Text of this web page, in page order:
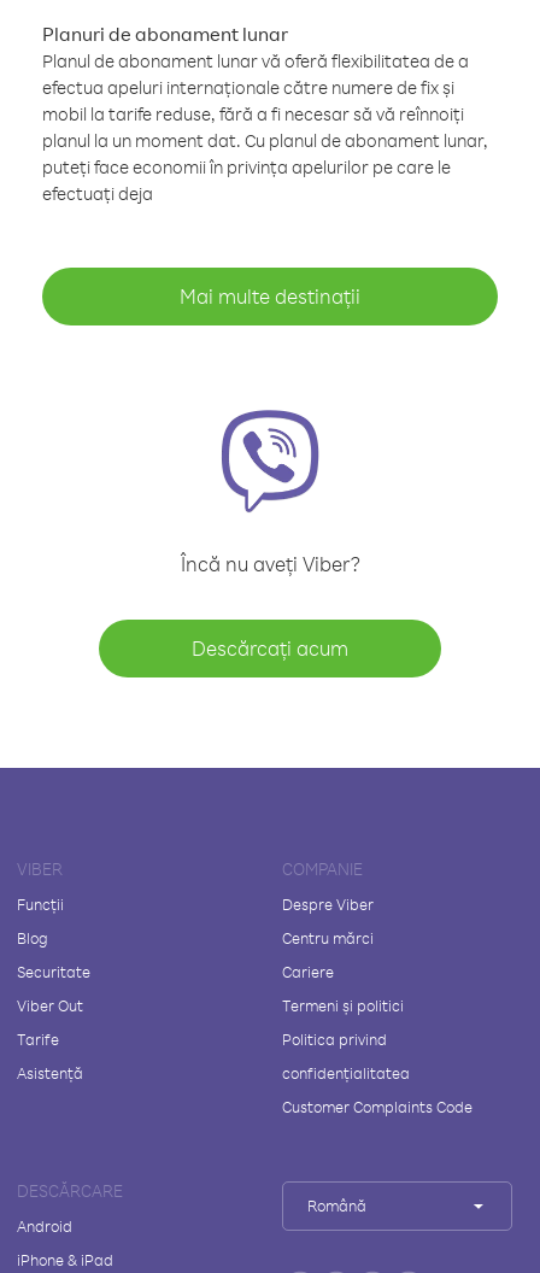
Planuri de abonament lunar
Planul de abonament lunar vă oferă flexibilitatea de a
efectua apeluri internaționale către numere de fix și
mobil la tarife reduse, fără a fi necesar să vă reînnoiți
planul la un moment dat. Cu planul de abonament lunar,
puteți face economii în privința apelurilor pe care le
efectuați deja
Mai multe destinații
Încă nu aveți Viber?
Descărcați acum
VIBER
Funcții
Blog
Securitate
Viber Out
Tarife
Asistență
COMPANIE
Despre Viber
Centru mărci
Cariere
Termeni și politici
Politica privind
confidențialitatea
Customer Complaints Code
DESCĂRCARE
Android
iPhone & iPad
Română